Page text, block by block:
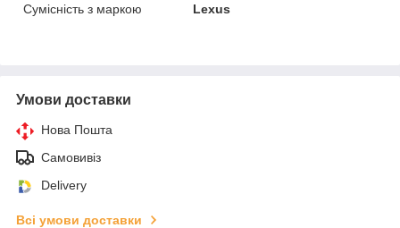
Сумісність з маркою
Lexus
Умови доставки
Нова Пошта
Самовивіз
Delivery
Всі умови доставки